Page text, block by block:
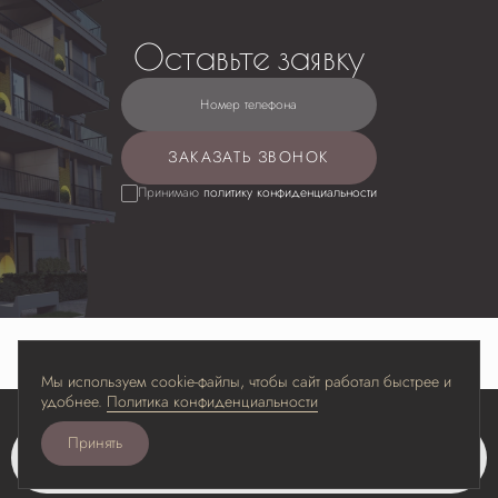
Оставьте заявку
Номер телефона
ЗАКАЗАТЬ ЗВОНОК
Принимаю политику конфиденциальности
Разработано
Мы используем cookie-файлы, чтобы сайт работал быстрее и
удобнее. Политика конфиденциальности
Принять